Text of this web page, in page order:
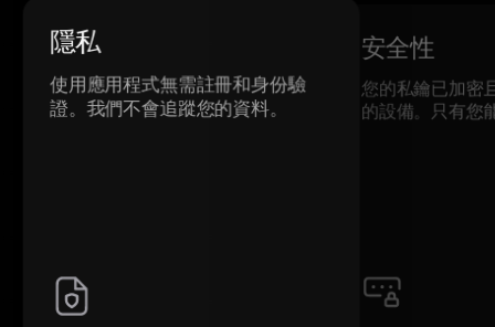
隱私
使用應用程式無需註冊和身份驗
證。我們不會追蹤您的資料。
安全性
您的私鑰已加密
的設備。只有您